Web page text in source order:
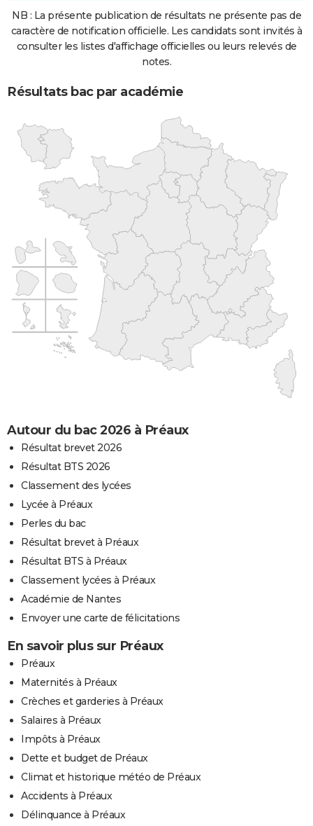
NB : La présente publication de résultats ne présente pas de
caractère de notification officielle. Les candidats sont invités à
consulter les listes d'affichage officielles ou leurs relevés de
notes.
Résultats bac par académie
Autour du bac 2026 à Préaux
Résultat brevet 2026
Résultat BTS 2026
Classement des lycées
Lycée à Préaux
Perles du bac
Résultat brevet à Préaux
Résultat BTS à Préaux
Classement lycées à Préaux
Académie de Nantes
Envoyer une carte de félicitations
En savoir plus sur Préaux
Préaux
Maternités à Préaux
Crèches et garderies à Préaux
Salaires à Préaux
Impôts à Préaux
Dette et budget de Préaux
Climat et historique météo de Préaux
Accidents à Préaux
Délinquance à Préaux